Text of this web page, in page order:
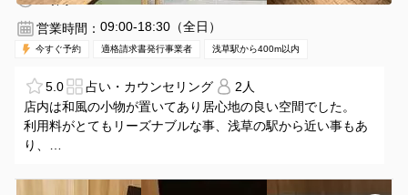
営業時間： 09:00-18:30（全日）
今すぐ予約 適格請求書発行事業者 浅草駅から400m以内
5.0 占い・カウンセリング
2人
店内は和風の小物が置いてあり居心地の良い空間でした。
利用料がとてもリーズナブルな事、浅草の駅から近い事もあ
り、